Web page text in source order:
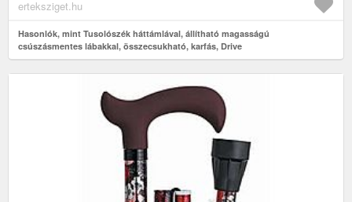
erteksziget.hu
Hasonlók, mint Tusolószék háttámlával, állítható magasságú
csúszásmentes lábakkal, összecsukható, karfás, Drive